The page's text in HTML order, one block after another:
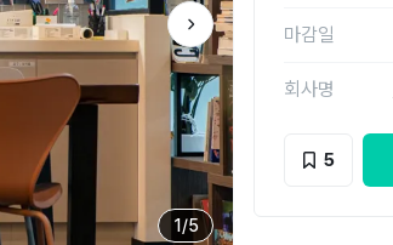
1/5
마감일
회사명
5